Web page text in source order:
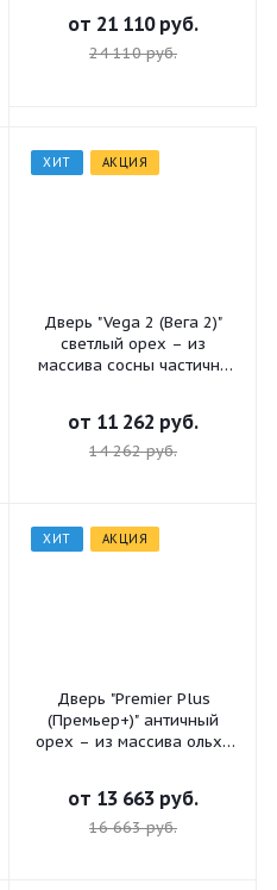
от 21 110 руб.
24 110 руб.
ХИТ АКЦИЯ
Дверь "Vega 2 (Вега 2)"
светлый орех – из
массива сосны частично
от 11 262 руб.
14 262 руб.
ХИТ АКЦИЯ
Дверь "Premier Plus
(Премьер+)" античный
орех – из массива ольхи
от 13 663 руб.
16 663 руб.